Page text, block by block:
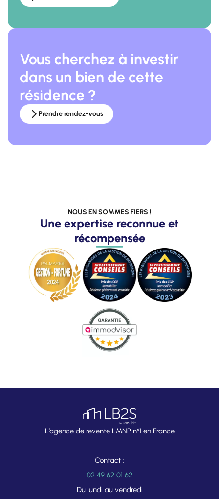
Vous cherchez à investir
dans un bien de cette
résidence ?
Prendre rendez-vous
NOUS EN SOMMES FIERS !
Une expertise reconnue et
récompensée
L’agence de revente LMNP n°1 en France
Contact :
02 49 62 01 62
Du lundi au vendredi